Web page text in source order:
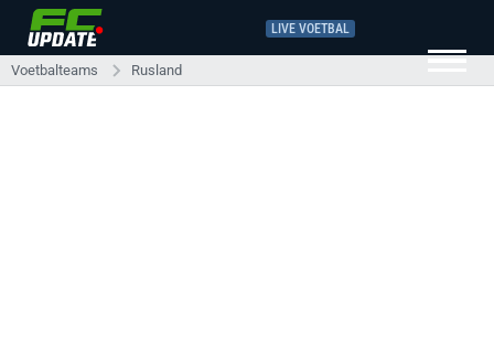
LIVE VOETBAL
Voetbalteams Rusland